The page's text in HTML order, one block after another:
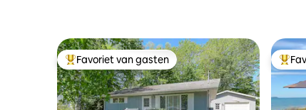
Topfavoriet van gasten
Favoriet van gasten